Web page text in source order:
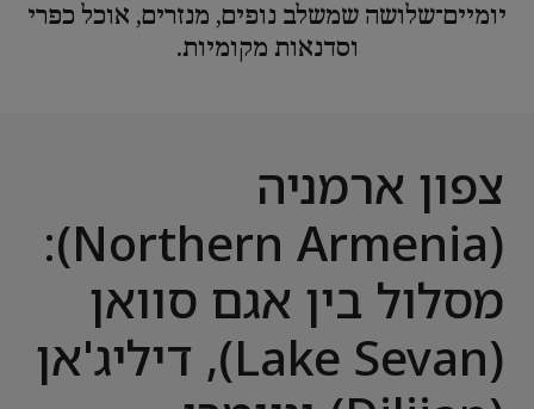
יומיים־שלושה שמשלב נופים, מנזרים, אוכל כפרי
וסדנאות מקומיות.
צפון ארמניה
(Northern Armenia):
מסלול בין אגם סוואן
(Lake Sevan), דיליג'אן